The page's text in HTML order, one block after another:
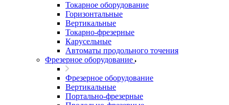
Токарное оборудование
Горизонтальные
Вертикальные
Токарно-фрезерные
Карусельные
Автоматы продольного точения
Фрезерное оборудование
Фрезерное оборудование
Вертикальные
Портально-фрезерные